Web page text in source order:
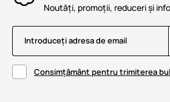
Noutăți, promoții, reduceri și
Introduceți adresa de email
Consimțământ pentru trimiterea